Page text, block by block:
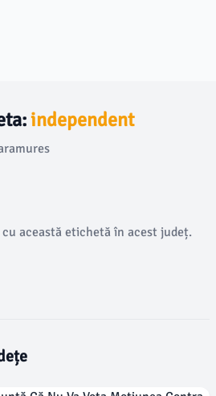
independent
această etichetă în acest județ.